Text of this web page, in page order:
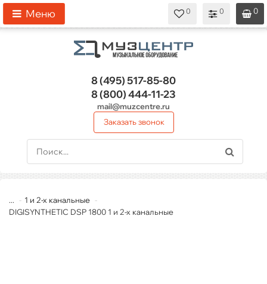
0
0
0
Меню
8 (495)517-85-80
8 (800)444-11-23
mail@muzcentre.ru
Заказать звонок
...
1 и 2-х канальные
DIGISYNTHETIC DSP 1800 1 и 2-х канальные